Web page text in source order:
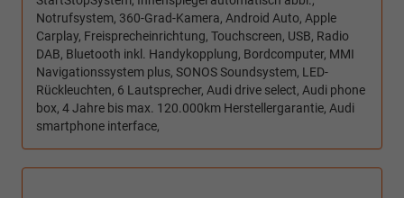
Notrufsystem, 360-Grad-Kamera, Android Auto, Apple
Carplay, Freisprecheinrichtung, Touchscreen, USB, Radio
DAB, Bluetooth inkl. Handykopplung, Bordcomputer, MMI
Navigationssystem plus, SONOS Soundsystem, LED-
Rückleuchten, 6 Lautsprecher, Audi drive select, Audi phone
box, 4 Jahre bis max. 120.000km Herstellergarantie, Audi
smartphone interface,